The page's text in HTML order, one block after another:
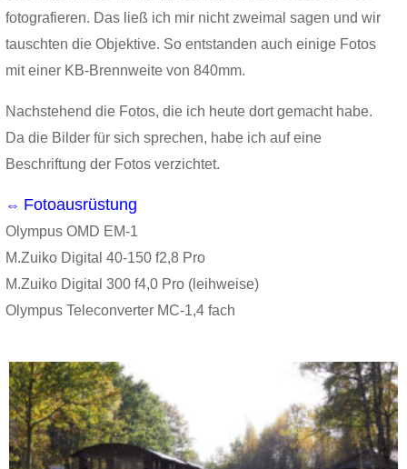
fotografieren. Das ließ ich mir nicht zweimal sagen und wir
tauschten die Objektive. So entstanden auch einige Fotos
mit einer KB-Brennweite von 840mm.
Nachstehend die Fotos, die ich heute dort gemacht habe.
Da die Bilder für sich sprechen, habe ich auf eine
Beschriftung der Fotos verzichtet.
⇔ Fotoausrüstung
Olympus OMD EM-1
M.Zuiko Digital 40-150 f2,8 Pro
M.Zuiko Digital 300 f4,0 Pro (leihweise)
Olympus Teleconverter MC-1,4 fach